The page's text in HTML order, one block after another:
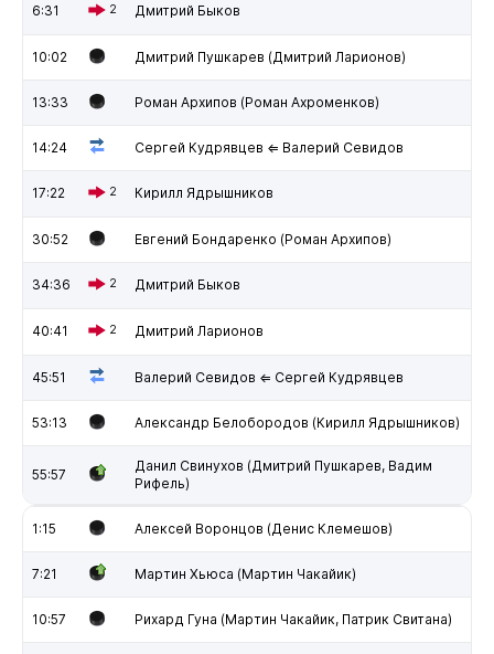
6:31 2 Дмитрий Быков
10:02 Дмитрий Пушкарев (Дмитрий Ларионов)
13:33 Роман Архипов (Роман Ахроменков)
14:24 Сергей Кудрявцев ⇐ Валерий Севидов
17:22 2 Кирилл Ядрышников
30:52 Евгений Бондаренко (Роман Архипов)
34:36 2 Дмитрий Быков
40:41 2 Дмитрий Ларионов
45:51 Валерий Севидов ⇐ Сергей Кудрявцев
53:13 Александр Белобородов (Кирилл Ядрышников)
55:57
Данил Свинухов (Дмитрий Пушкарев, Вадим
Рифель)
1:15 Алексей Воронцов (Денис Клемешов)
7:21 Мартин Хьюса (Мартин Чакайик)
10:57 Рихард Гуна (Мартин Чакайик, Патрик Свитана)